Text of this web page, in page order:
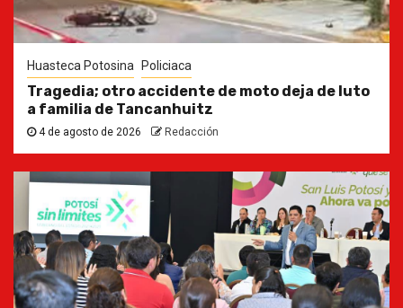
Huasteca Potosina Policiaca
Tragedia; otro accidente de moto deja de luto
a familia de Tancanhuitz
4 de agosto de 2026 Redacción